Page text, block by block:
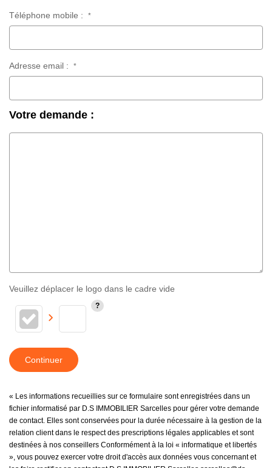
Téléphone mobile : *
Adresse email : *
Votre demande :
Veuillez déplacer le logo dans le cadre vide
Continuer
« Les informations recueillies sur ce formulaire sont enregistrées dans un
fichier informatisé par D.S IMMOBILIER Sarcelles pour gérer votre demande
de contact. Elles sont conservées pour la durée nécessaire à la gestion de la
relation client dans le respect des prescriptions légales applicables et sont
destinées à nos conseillers Conformément à la loi « informatique et libertés
», vous pouvez exercer votre droit d'accès aux données vous concernant et